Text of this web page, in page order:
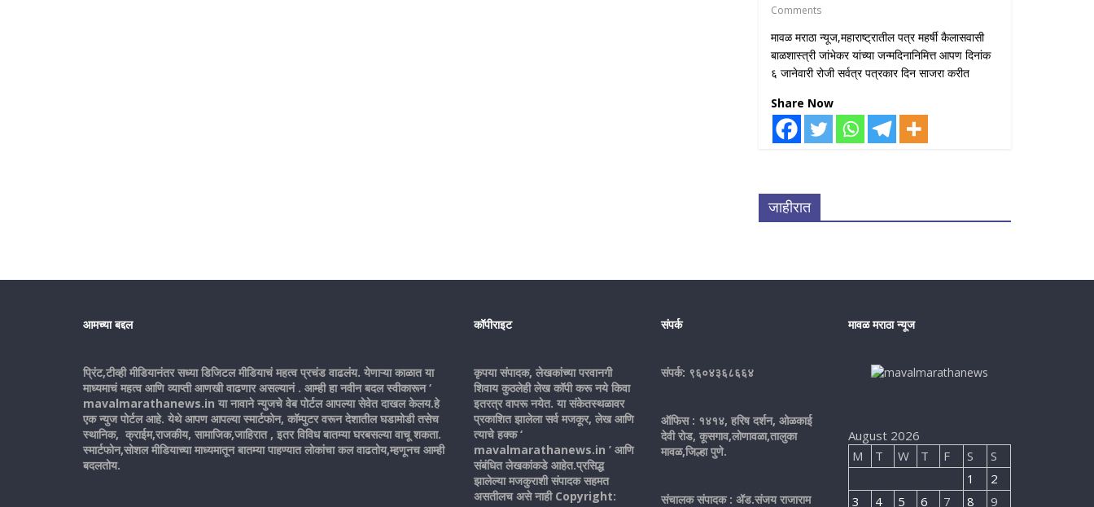
Comments
मावळ मराठा न्यूज,महाराष्ट्रातील पत्र महर्षी कैलासवासी
बाळशास्त्री जांभेकर यांच्या जन्मदिनानिमित्त आपण दिनांक
६ जानेवारी रोजी सर्वत्र पत्रकार दिन साजरा करीत
Share Now
जाहीरात
आमच्या बद्दल
प्रिंट,टीव्ही मीडियानंतर सध्या डिजिटल मीडियाचं महत्व प्रचंड वाढलंय. येणाऱ्या काळात या
माध्यमाचं महत्व आणि व्याप्ती आणखी वाढणार असल्यानं . आम्ही हा नवीन बदल स्वीकारून ‘
mavalmarathanews.in या नावाने न्युजचे वेब पोर्टल आपल्या सेवेत दाखल केलय.हे
एक न्युज पोर्टल आहे. येथे आपण आपल्या स्मार्टफोन, कॉम्पुटर वरून देशातील घडामोडी तसेच
स्थानिक, क्राईम,राजकीय, सामाजिक,जाहिरात , इतर विविध बातम्या घरबसल्या वाचू शकता.
स्मार्टफोन,सोशल मीडियाच्या माध्यमातून बातम्या पाहण्यात लोकांचा कल वाढतोय,म्हणूनच आम्ही
बदलतोय.
कॉपीराइट
कृपया संपादक, लेखकांच्या परवानगी
शिवाय कुठलेही लेख कॉपी करू नये किवा
इतरत्र वापरू नयेत. या संकेतस्थळावर
प्रकाशित झालेला सर्व मजकूर, लेख आणि
त्याचे हक्क ‘
mavalmarathanews.in ’ आणि
संबंधित लेखकांकडे आहेत.प्रसिद्ध
झालेल्या मजकुराशी संपादक सहमत
असतीलच असे नाही Copyright:
संपर्क
संपर्क: ९६०४३६८६६४
ऑफिस : १४१४, हरिष दर्शन, ओळकाई
देवी रोड, कूसगाव,लोणावळा,तालुका
मावळ,जिल्हा पुणे.
संचालक संपादक : ॲड.संजय राजाराम
मावळ मराठा न्यूज
August 2026
M
T W T F S
S
1
2
3
4 5 6 7 8 9